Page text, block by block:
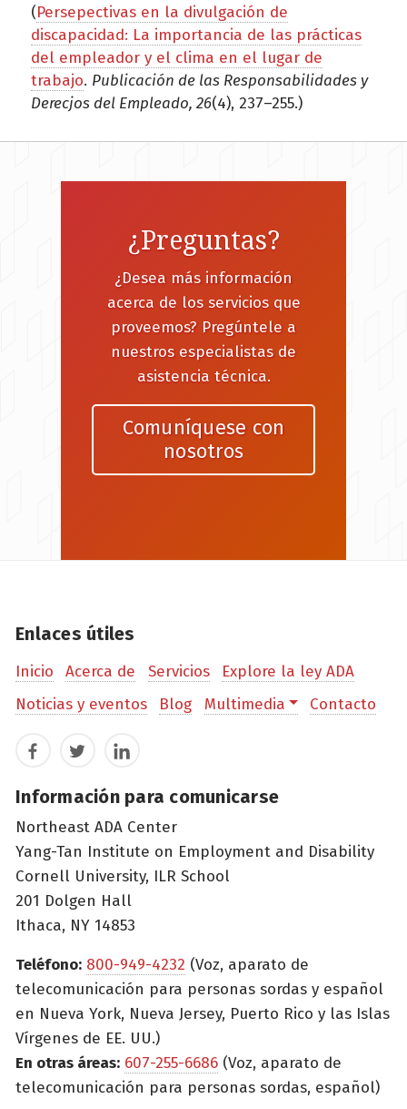
(Persepectivas en la divulgación de
discapacidad: La importancia de las prácticas
del empleador y el clima en el lugar de
trabajo. Publicación de las Responsabilidades y
Derecjos del Empleado, 26(4), 237–255.)
¿Preguntas?
¿Desea más información
acerca de los servicios que
proveemos? Pregúntele a
nuestros especialistas de
asistencia técnica.
Comuníquese con
nosotros
Enlaces útiles
Inicio Acerca de Servicios
Explore la ley ADA
Noticias y eventos
Blog Multimedia Contacto
FacebookTwitterLinkedIn
Información para comunicarse
Northeast ADA Center
Yang-Tan Institute on Employment and Disability
Cornell University, ILR School
201 Dolgen Hall
Ithaca, NY 14853
Teléfono: 800-949-4232 (Voz, aparato de
telecomunicación para personas sordas y español
en Nueva York, Nueva Jersey, Puerto Rico y las Islas
Vírgenes de EE. UU.)
En otras áreas: 607-255-6686 (Voz, aparato de
telecomunicación para personas sordas, español)